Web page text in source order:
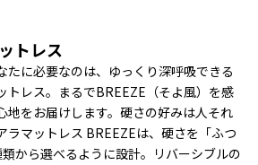
トレス
たに必要なのは、ゆっくり深呼吸できる
トレス。まるでBREEZE（そよ風）を感
地をお届けします。硬さの好みは人それ
ラマットレス BREEZEは、硬さを「ふつ
から選べるように設計。リバーシブルの